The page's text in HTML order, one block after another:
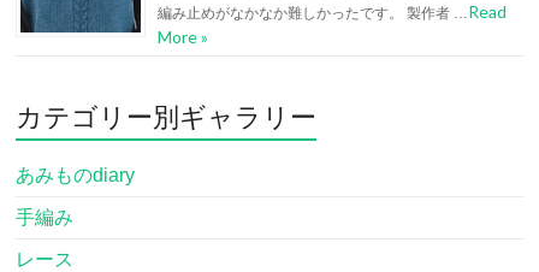
編み止めがなかなか難しかったです。 製作者 …Read
More »
カテゴリー別ギャラリー
あみものdiary
手編み
レース